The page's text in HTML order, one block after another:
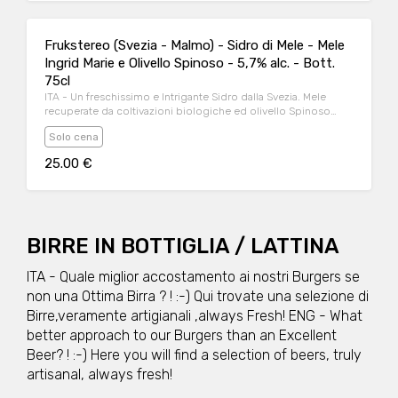
following year. Part of the Garganega must with drying grapes.
must. Vinified and bottled without any treatment and filtration.
The "sur lie" wine has sediment on the bottom, an indication
of the genuineness of the product. Without added sulphites
Frukstereo (Svezia - Malmo) - Sidro di Mele - Mele
Ingrid Marie e Olivello Spinoso - 5,7% alc. - Bott.
75cl
ITA - Un freschissimo e Intrigante Sidro dalla Svezia. Mele
recuperate da coltivazioni biologiche ed olivello Spinoso
dalle coste Svedesi. Wow! ENG - A very fresh and Intriguing
Cider from Sweden. Apples recovered from organic crops
Solo cena
25.00 €
BIRRE IN BOTTIGLIA / LATTINA
ITA - Quale miglior accostamento ai nostri Burgers se
non una Ottima Birra ? ! :-) Qui trovate una selezione di
Birre,veramente artigianali ,always Fresh! ENG - What
better approach to our Burgers than an Excellent
Beer? ! :-) Here you will find a selection of beers, truly
artisanal, always fresh!